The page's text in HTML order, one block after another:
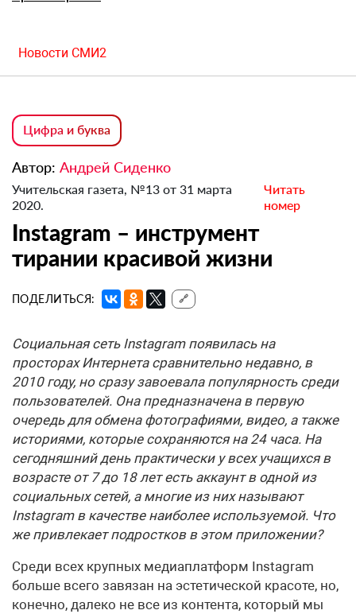
Новости СМИ2
Цифра и буква
Автор: Андрей Сиденко
Учительская газета, №13 от 31 марта
2020.
Читать
номер
Instagram – инструмент
тирании красивой жизни
ПОДЕЛИТЬСЯ: 🔗
Социальная сеть Instagram появилась на
просторах Интернета сравнительно недавно, в
2010 году, но сразу завоевала популярность среди
пользователей. Она предназначена в первую
очередь для обмена фотографиями, видео, а также
историями, которые сохраняются на 24 часа. На
сегодняшний день практически у всех учащихся в
возрасте от 7 до 18 лет есть аккаунт в одной из
социальных сетей, а многие из них называют
Instagram в качестве наиболее используемой. Что
же привлекает подростков в этом приложении?
Среди всех крупных медиаплатформ Instagram
больше всего завязан на эстетической красоте, но,
конечно, далеко не все из контента, который мы